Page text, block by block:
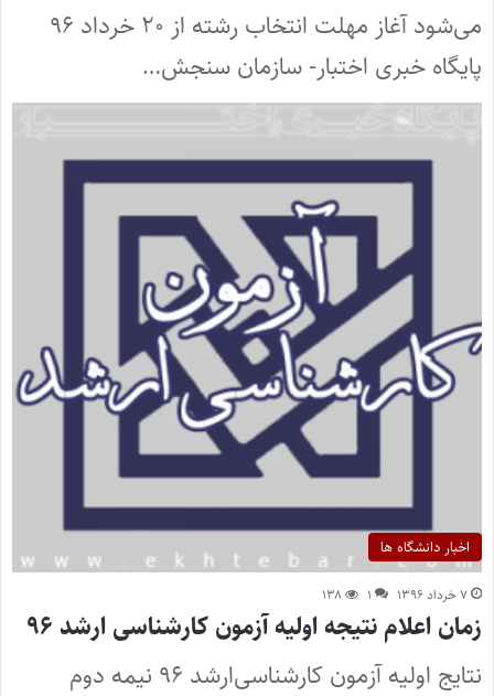
می‌شود آغاز مهلت انتخاب رشته از ۲۰ خرداد ۹۶
پایگاه خبری اختبار- سازمان سنجش…
اخبار دانشگاه ها
۷ خرداد ۱۳۹۶ ۱ ۱۳۸
زمان اعلام نتیجه اولیه آزمون کارشناسی ارشد ۹۶
نتایج اولیه آزمون کارشناسی‌ارشد ۹۶ نیمه دوم